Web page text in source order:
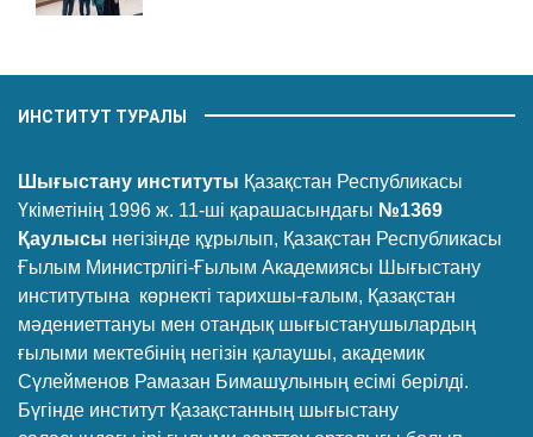
ИНСТИТУТ ТУРАЛЫ
Шығыстану институты Қазақстан Республикасы
Үкіметінің 1996 ж. 11-ші қарашасындағы №1369
Қаулысы негізінде құрылып, Қазақстан Республикасы
Ғылым Министрлігі-Ғылым Академиясы Шығыстану
институтына көрнекті тарихшы-ғалым, Қазақстан
мәдениеттануы мен отандық шығыстанушылардың
ғылыми мектебінің негізін қалаушы, академик
Сүлейменов Рамазан Бимашұлының есімі берілді.
Бүгінде институт Қазақстанның шығыстану